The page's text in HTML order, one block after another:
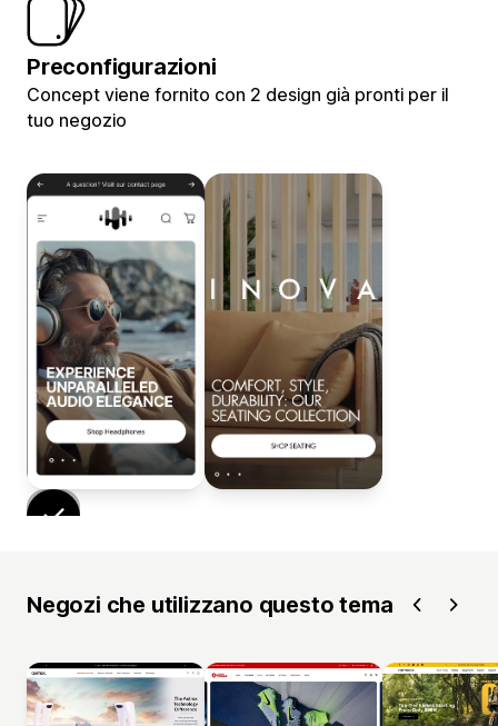
Preconfigurazioni
Concept viene fornito con 2 design già pronti per il
tuo negozio
Negozi che utilizzano questo tema